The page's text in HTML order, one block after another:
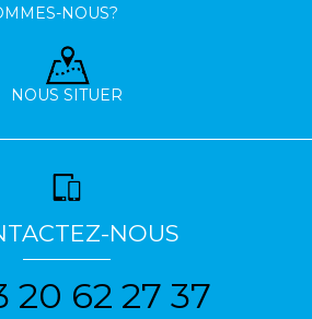
NOUS?
NOUS SITUER
NOUS
20 62 27 37